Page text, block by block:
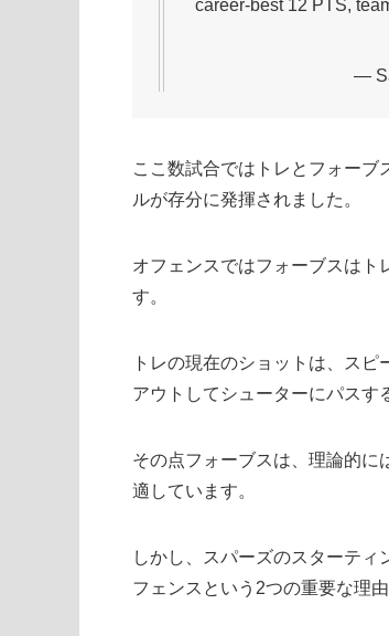
career-best 12 PTS,
—
ここ数試合ではトレとフォーブ
ルが存分に発揮されました。
オフェンスではフォーブスはト
す。
トレの現在のショットは、ス
アウトしてシューターにパスす
その点フォーブスは、理論的に
適しています。
しかし、スパーズのスターテ
フェンスという2つの重要な理